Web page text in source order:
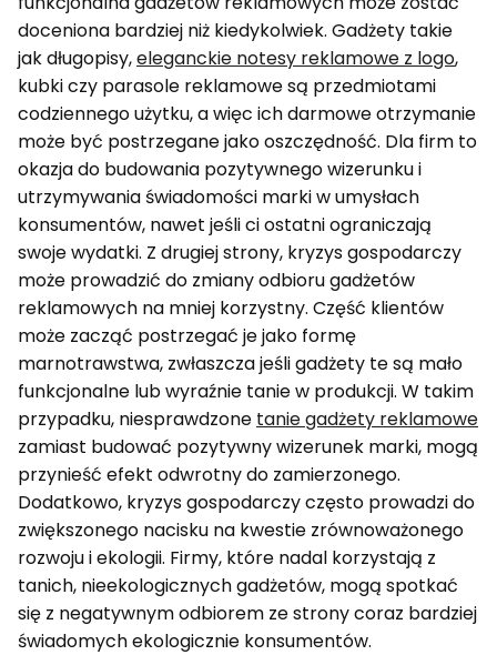
doceniona bardziej niż kiedykolwiek. Gadżety takie
jak długopisy,eleganckie notesy reklamowe z logo,
kubki czy parasole reklamowe są przedmiotami
codziennego użytku, a więc ich darmowe otrzymanie
może być postrzegane jako oszczędność. Dla firm to
okazja do budowania pozytywnego wizerunku i
utrzymywania świadomości marki w umysłach
konsumentów, nawet jeśli ci ostatni ograniczają
swoje wydatki. Z drugiej strony, kryzys gospodarczy
może prowadzić do zmiany odbioru gadżetów
reklamowych na mniej korzystny. Część klientów
może zacząć postrzegać je jako formę
marnotrawstwa, zwłaszcza jeśli gadżety te są mało
funkcjonalne lub wyraźnie tanie w produkcji. W takim
przypadku, niesprawdzone tanie gadżety reklamowe
zamiast budować pozytywny wizerunek marki, mogą
przynieść efekt odwrotny do zamierzonego.
Dodatkowo, kryzys gospodarczy często prowadzi do
zwiększonego nacisku na kwestie zrównoważonego
rozwoju i ekologii. Firmy, które nadal korzystają z
tanich, nieekologicznych gadżetów, mogą spotkać
się z negatywnym odbiorem ze strony coraz bardziej
świadomych ekologicznie konsumentów.